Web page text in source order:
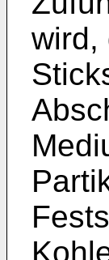
wird,